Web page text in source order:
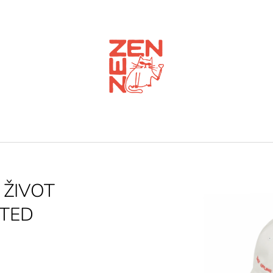
CO POTŘEBUJETE NAJÍT?